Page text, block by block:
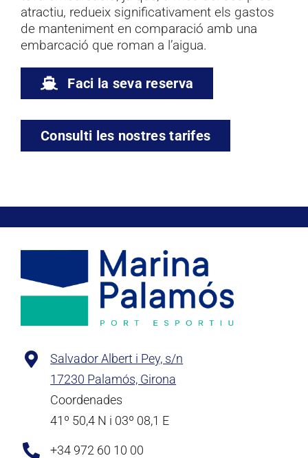
Contacte
atractiu, redueix significativament els gastos
de manteniment en comparació amb una
embarcació que roman a l’aigua.
Faci la seva reserva
Consulti les nostres tarifes
Salvador Albert i Pey, s/n
17230 Palamós, Girona
Coordenades
41º 50,4 N i 03º 08,1 E
+34 972 60 10 00